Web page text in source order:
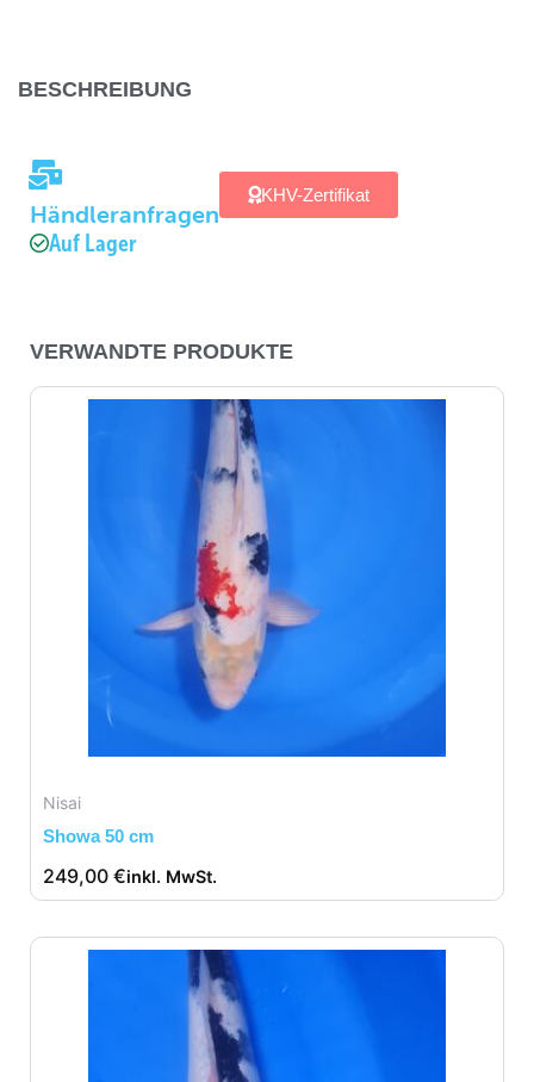
BESCHREIBUNG
Händleranfragen
KHV-Zertifikat
Auf Lager
VERWANDTE PRODUKTE
Nisai
Showa 50 cm
249,00 €inkl. MwSt.